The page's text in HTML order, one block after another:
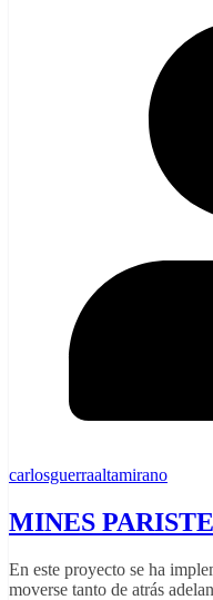
carlosguerraaltamirano
MINES
En este proyecto se ha
moverse tanto de atrás